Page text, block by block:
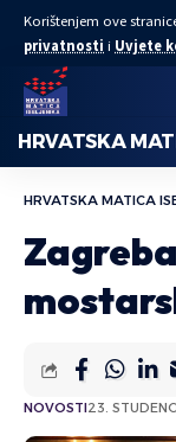
Korištenjem ove
privatnosti i Uvjete
HRVATSKA
HRVATSKA MATICA
NOVOSTI23.